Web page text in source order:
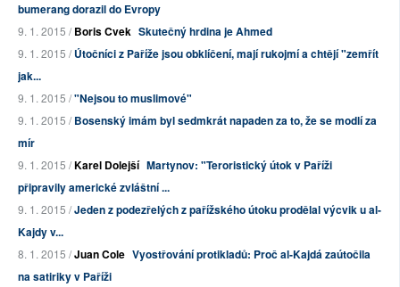
bumerang dorazil do Evropy
9. 1. 2015 /Boris Cvek Skutečný hrdina je Ahmed
9. 1. 2015 /Útočníci z Paříže jsou obklíčení, mají rukojmí a chtějí "zemřít
jak...
9. 1. 2015 /"Nejsou to muslimové"
9. 1. 2015 /Bosenský imám byl sedmkrát napaden za to, že se modlí za
mír
9. 1. 2015 /Karel Dolejší Martynov: "Teroristický útok v Paříži
připravily americké zvláštní ...
9. 1. 2015 /Jeden z podezřelých z pařížského útoku prodělal výcvik u al-
Kajdy v...
8. 1. 2015 /Juan Cole Vyostřování protikladů: Proč al-Kajdá zaútočila
na satiriky v Paříži